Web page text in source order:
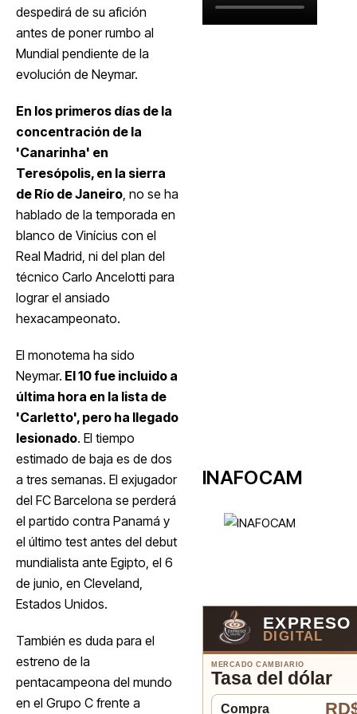
despedirá de su afición
antes de poner rumbo al
Mundial pendiente de la
evolución de Neymar.
En los primeros días de la
concentración de la
'Canarinha' en
Teresópolis, en la sierra
de Río de Janeiro , no se ha
hablado de la temporada en
blanco de Vinícius con el
Real Madrid, ni del plan del
técnico Carlo Ancelotti para
lograr el ansiado
hexacampeonato.
El monotema ha sido
Neymar. El 10 fue incluido a
última hora en la lista de
'Carletto', pero ha llegado
lesionado. El tiempo
estimado de baja es de dos
a tres semanas. El exjugador
del FC Barcelona se perderá
el partido contra Panamá y
el último test antes del debut
mundialista ante Egipto, el 6
de junio, en Cleveland,
Estados Unidos.
También es duda para el
estreno de la
pentacampeona del mundo
en el Grupo C frente a
INAFOCAM
EXPRESO
DIGITAL
MERCADO CAMBIARIO
Tasa del dólar
Compra